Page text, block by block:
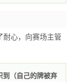
耐心，向赛场主管
到（自己的牌被弃